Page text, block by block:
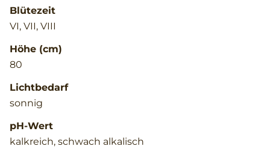
Blütezeit
VI, VII, VIII
Höhe (cm)
80
Lichtbedarf
sonnig
pH-Wert
kalkreich, schwach alkalisch